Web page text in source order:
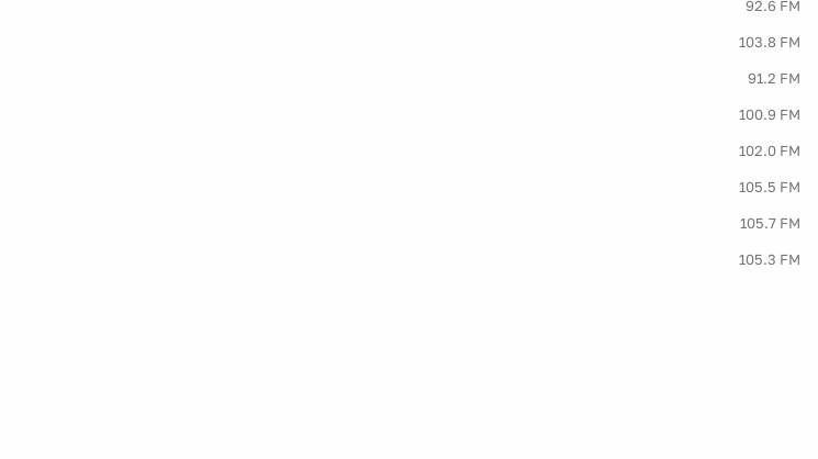
92.6 FM
103.8 FM
91.2 FM
100.9 FM
102.0 FM
105.5 FM
105.7 FM
105.3 FM